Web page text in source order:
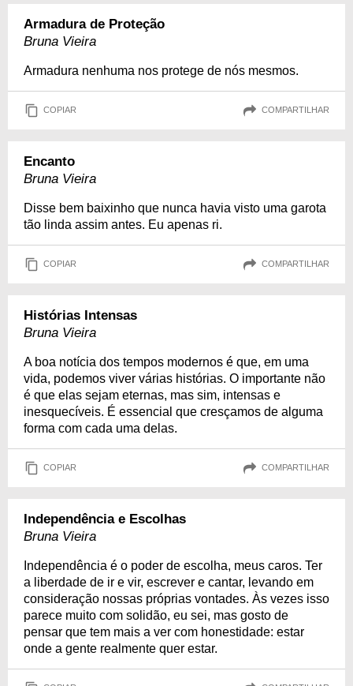
Armadura de Proteção
Bruna Vieira
Armadura nenhuma nos protege de nós mesmos.
COPIAR COMPARTILHAR
Encanto
Bruna Vieira
Disse bem baixinho que nunca havia visto uma garota
tão linda assim antes. Eu apenas ri.
COPIAR COMPARTILHAR
Histórias Intensas
Bruna Vieira
A boa notícia dos tempos modernos é que, em uma
vida, podemos viver várias histórias. O importante não
é que elas sejam eternas, mas sim, intensas e
inesquecíveis. É essencial que cresçamos de alguma
forma com cada uma delas.
COPIAR COMPARTILHAR
Independência e Escolhas
Bruna Vieira
Independência é o poder de escolha, meus caros. Ter
a liberdade de ir e vir, escrever e cantar, levando em
consideração nossas próprias vontades. Às vezes isso
parece muito com solidão, eu sei, mas gosto de
pensar que tem mais a ver com honestidade: estar
onde a gente realmente quer estar.